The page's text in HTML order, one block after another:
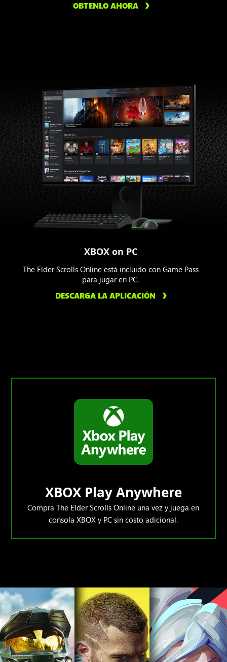
OBTENLO AHORA
XBOX on PC
The Elder Scrolls Online está incluido con Game Pass
para jugar en PC.
DESCARGA LA APLICACIÓN
XBOX Play Anywhere
Compra The Elder Scrolls Online una vez y juega en
consola XBOX y PC sin costo adicional.